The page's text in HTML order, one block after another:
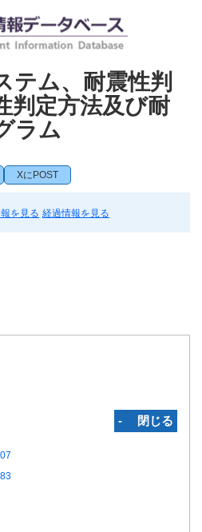
テム、耐震性判
判定方法及び耐
ラム
XにPOST
を見る 経過情報を見る
‐ 閉じる